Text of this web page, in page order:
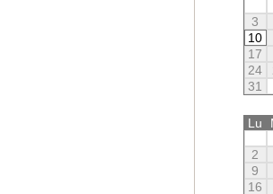
3
10
17
24
31
Lu
2
9
16